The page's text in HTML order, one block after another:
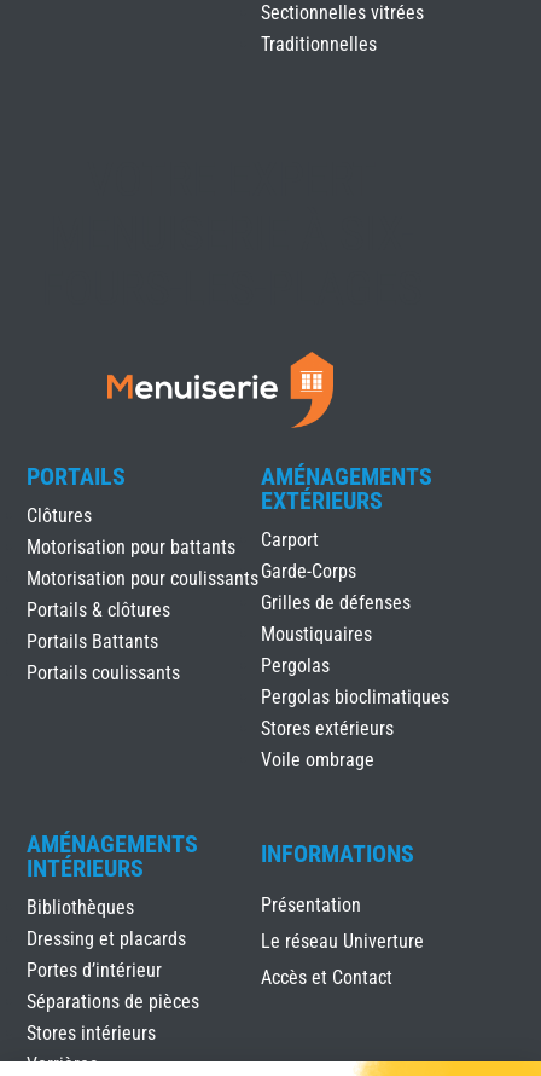
Sectionnelles vitrées
Traditionnelles
PORTAILS
Clôtures
Motorisation pour battants
Motorisation pour coulissants
Portails & clôtures
Portails Battants
Portails coulissants
AMÉNAGEMENTS
EXTÉRIEURS
Carport
Garde-Corps
Grilles de défenses
Moustiquaires
Pergolas
Pergolas bioclimatiques
Stores extérieurs
Voile ombrage
AMÉNAGEMENTS
INTÉRIEURS
Bibliothèques
Dressing et placards
Portes d’intérieur
Séparations de pièces
Stores intérieurs
Verrières
INFORMATIONS
Présentation
Le réseau Univerture
Accès et Contact